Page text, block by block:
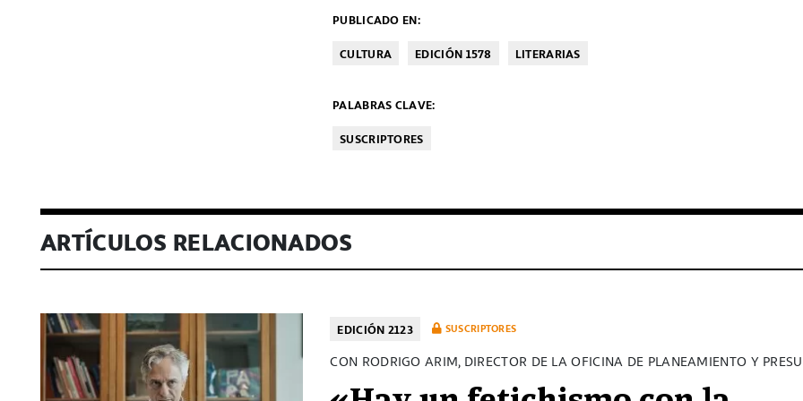
PUBLICADO EN:
CULTURA
EDICIÓN 1578 LITERARIAS
PALABRAS CLAVE:
SUSCRIPTORES
ARTÍCULOS RELACIONADOS
EDICIÓN 2123 SUSCRIPTORES
CON RODRIGO ARIM, DIRECTOR DE LA OFICINA DE PLANEAMIENTO Y